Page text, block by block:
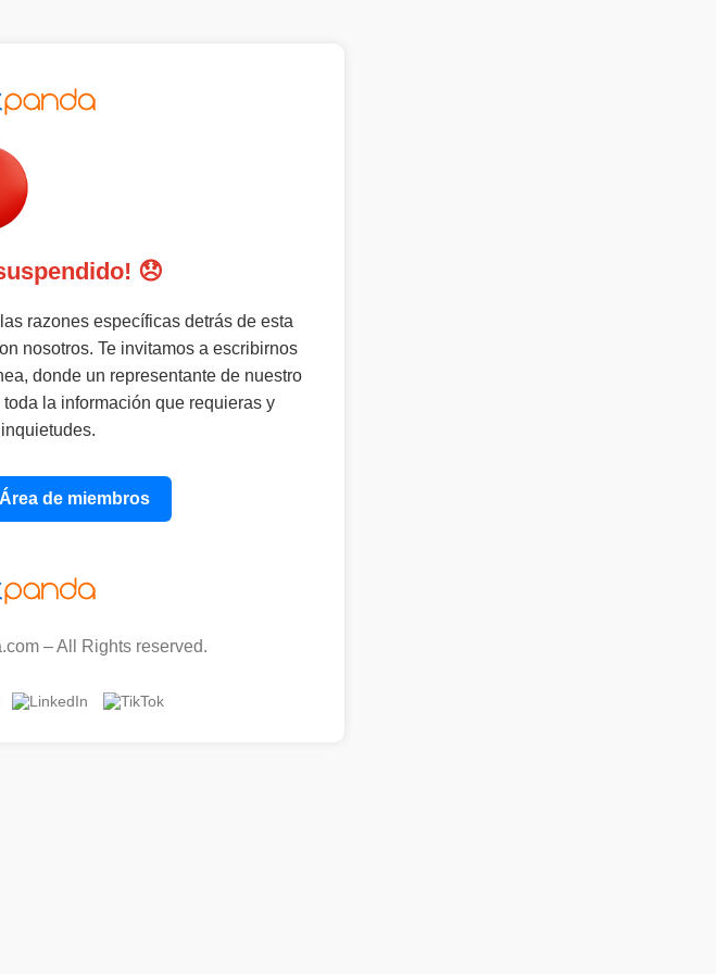
😞
razones específicas detrás de esta
nosotros. Te invitamos a escribirnos
donde un representante de nuestro
la información que requieras y
Área de miembros
– All Rights reserved.